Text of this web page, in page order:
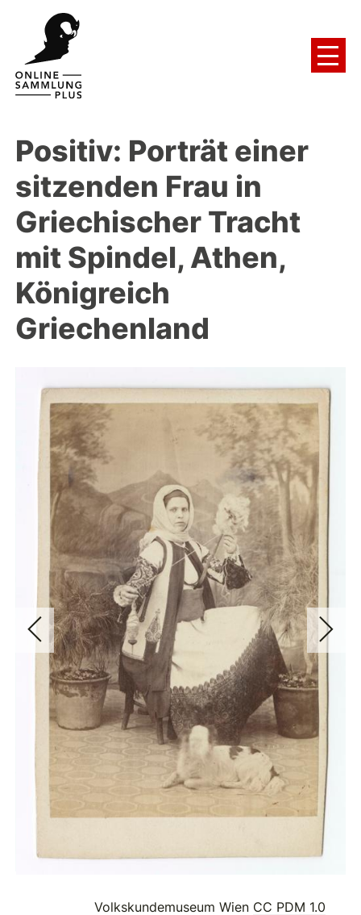
Positiv: Porträt einer
sitzenden Frau in
Griechischer Tracht
mit Spindel, Athen,
Königreich
Griechenland
Volkskundemuseum Wien CC PDM 1.0